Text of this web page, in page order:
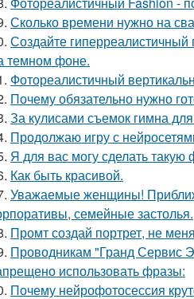
Сколько времени нужно на
Создайте
темном фоне.
Фотореалистичный
Почему обязательно нужно
За кулисами съемок гимна
Продолжаю игру с
Я для вас могу сделать
Как быть красивой.
Уважаемые женщины!
семейные застолья.
Промт создай портрет, не
Проводникам "Гранд Сервис
использовать фразы:
Почему нейрофотосессия